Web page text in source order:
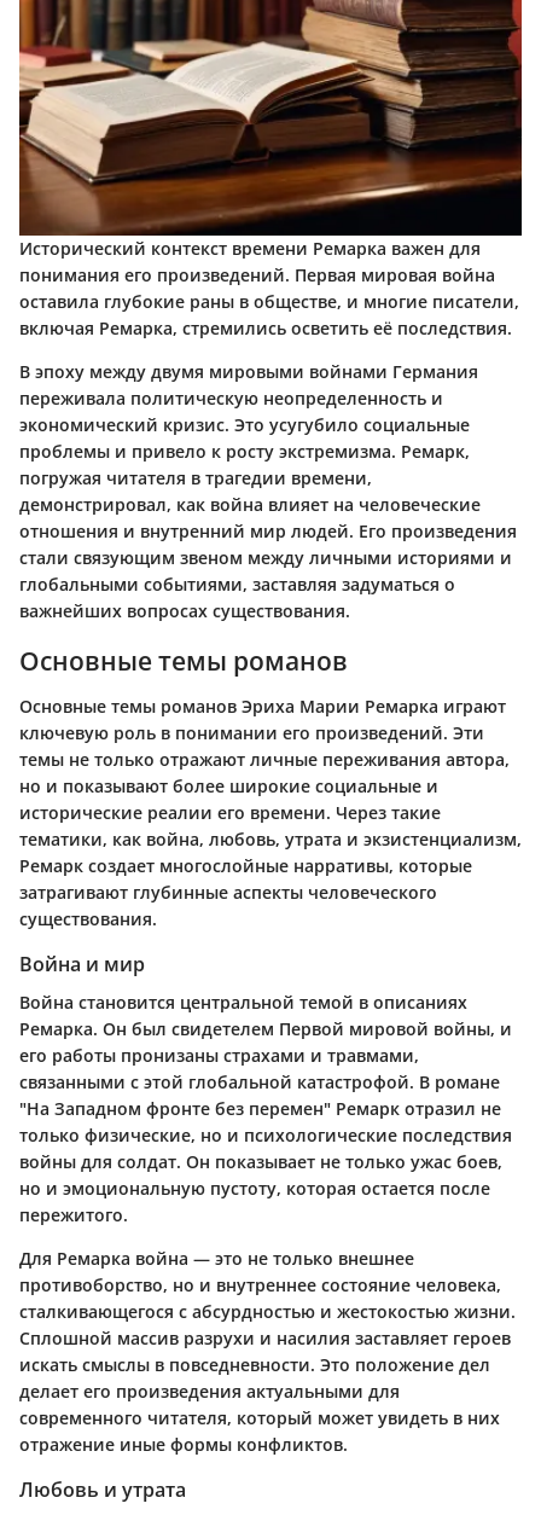
Исторический контекст времени Ремарка важен для
понимания его произведений. Первая мировая война
оставила глубокие раны в обществе, и многие писатели,
включая Ремарка, стремились осветить её последствия.
В эпоху между двумя мировыми войнами Германия
переживала политическую неопределенность и
экономический кризис. Это усугубило социальные
проблемы и привело к росту экстремизма. Ремарк,
погружая читателя в трагедии времени,
демонстрировал, как война влияет на человеческие
отношения и внутренний мир людей. Его произведения
стали связующим звеном между личными историями и
глобальными событиями, заставляя задуматься о
важнейших вопросах существования.
Основные темы романов
Основные темы романов Эриха Марии Ремарка играют
ключевую роль в понимании его произведений. Эти
темы не только отражают личные переживания автора,
но и показывают более широкие социальные и
исторические реалии его времени. Через такие
тематики, как война, любовь, утрата и экзистенциализм,
Ремарк создает многослойные нарративы, которые
затрагивают глубинные аспекты человеческого
существования.
Война и мир
Война становится центральной темой в описаниях
Ремарка. Он был свидетелем Первой мировой войны, и
его работы пронизаны страхами и травмами,
связанными с этой глобальной катастрофой. В романе
"На Западном фронте без перемен" Ремарк отразил не
только физические, но и психологические последствия
войны для солдат. Он показывает не только ужас боев,
но и эмоциональную пустоту, которая остается после
пережитого.
Для Ремарка война — это не только внешнее
противоборство, но и внутреннее состояние человека,
сталкивающегося с абсурдностью и жестокостью жизни.
Сплошной массив разрухи и насилия заставляет героев
искать смыслы в повседневности. Это положение дел
делает его произведения актуальными для
современного читателя, который может увидеть в них
отражение иные формы конфликтов.
Любовь и утрата